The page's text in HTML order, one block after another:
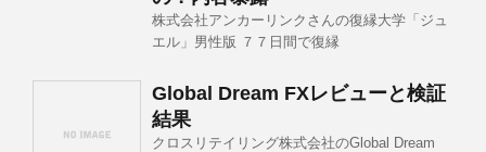
株式会社アンカーリンクさんの復縁大学「ジュ
エル」男性版 ７７日間で復縁
Global Dream FXレビューと検証
結果
クロスリテイリング株式会社のGlobal Dream